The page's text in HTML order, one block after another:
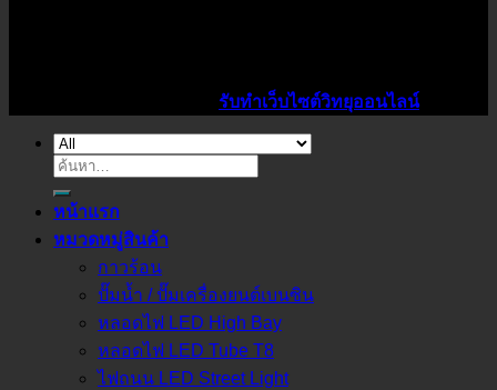
รับทำเว็บไซต์วิทยุออนไลน์
ค้นหา:
หน้าแรก
หมวดหมู่สินค้า
กาวร้อน
ปั๊มน้ำ / ปั๊มเครื่องยนต์เบนซิน
หลอดไฟ LED High Bay
หลอดไฟ LED Tube T8
ไฟถนน LED Street Light